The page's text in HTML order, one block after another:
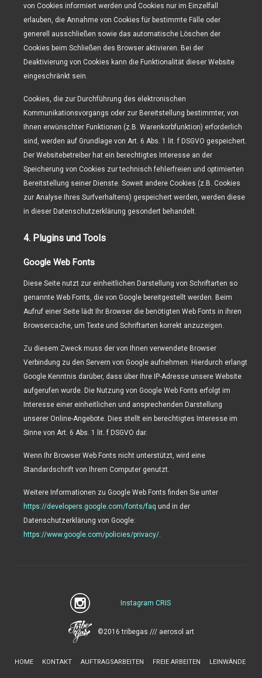
von Cookies informiert werden und Cookies nur im Einzelfall
erlauben, die Annahme von Cookies für bestimmte Fälle oder
generell ausschließen sowie das automatische Löschen der
Cookies beim Schließen des Browser aktivieren. Bei der
Deaktivierung von Cookies kann die Funktionalität dieser Website
eingeschränkt sein.
Cookies, die zur Durchführung des elektronischen
Kommunikationsvorgangs oder zur Bereitstellung bestimmter, von
Ihnen erwünschter Funktionen (z.B. Warenkorbfunktion) erforderlich
sind, werden auf Grundlage von Art. 6 Abs. 1 lit. f DSGVO gespeichert.
Der Websitebetreiber hat ein berechtigtes Interesse an der
Speicherung von Cookies zur technisch fehlerfreien und optimierten
Bereitstellung seiner Dienste. Soweit andere Cookies (z.B. Cookies
zur Analyse Ihres Surfverhaltens) gespeichert werden, werden diese
in dieser Datenschutzerklärung gesondert behandelt.
4. Plugins und Tools
Google Web Fonts
Diese Seite nutzt zur einheitlichen Darstellung von Schriftarten so
genannte Web Fonts, die von Google bereitgestellt werden. Beim
Aufruf einer Seite lädt Ihr Browser die benötigten Web Fonts in ihren
Browsercache, um Texte und Schriftarten korrekt anzuzeigen.
Zu diesem Zweck muss der von Ihnen verwendete Browser
Verbindung zu den Servern von Google aufnehmen. Hierdurch erlangt
Google Kenntnis darüber, dass über Ihre IP-Adresse unsere Website
aufgerufen wurde. Die Nutzung von Google Web Fonts erfolgt im
Interesse einer einheitlichen und ansprechenden Darstellung
unserer Online-Angebote. Dies stellt ein berechtigtes Interesse im
Sinne von Art. 6 Abs. 1 lit. f DSGVO dar.
Wenn Ihr Browser Web Fonts nicht unterstützt, wird eine
Standardschrift von Ihrem Computer genutzt.
Weitere Informationen zu Google Web Fonts finden Sie unter
https://developers.google.com/fonts/faq und in der
Datenschutzerklärung von Google:
https://www.google.com/policies/privacy/.
Instagram CRIS
©2016 tribegas /// aerosol art
HOME KONTAKT AUFTRAGSARBEITEN FREIE ARBEITEN LEINWÄNDE